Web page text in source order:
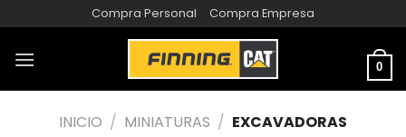
Compra Personal Compra Empresa
0
INICIO / MINIATURAS / EXCAVADORAS